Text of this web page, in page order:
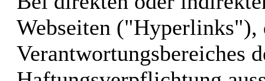
Webseiten ("Hyperlinks"),
Verantwortungsbereiches